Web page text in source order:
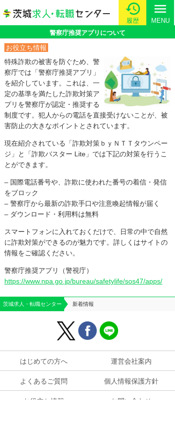
履歴
menu
MENU
警察庁推奨アプリについて
お役立ち情報
特殊詐欺の被害を防ぐため、警
察庁では「警察庁推奨アプリ」
を紹介しています。これは、一
定の基準を満たした詐欺対策ア
プリを警察庁が認定・推奨する
制度です。犯人からの電話を直接受けないことが、被
害防止の大きなポイントとされています。
現在紹介されている「詐欺対策ｂｙＮＴＴタウンペー
ジ」と「詐欺バスター Lite」では下記の対策を行うこ
とができます。
– 国際電話番号や、詐欺に使われた番号の着信・発信
をブロック
– 警察庁から最新の詐欺手口や注意喚起情報が届く
– ダウンロード・利用料は無料
スマートフォンに入れておくだけで、日常の中で自然
に詐欺対策ができるのが魅力です。詳しくはサイトの
情報をご確認ください。
警察庁推奨アプリ（警視庁）
https://www.npa.go.jp/bureau/safetylife/sos47/apps/
茨城求人・転職センター 新着情報
はじめての方へ 運営会社案内
よくあるご質問 個人情報保護方針
お役立ち情報 お問い合わせ